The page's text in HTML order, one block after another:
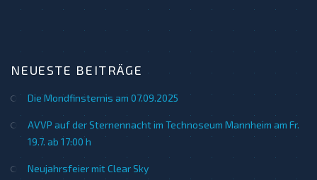
NEUESTE BEITRÄGE
Die Mondfinsternis am 07.09.2025
AVVP auf der Sternennacht im Technoseum Mannheim am Fr.
19.7. ab 17:00 h
Neujahrsfeier mit Clear Sky